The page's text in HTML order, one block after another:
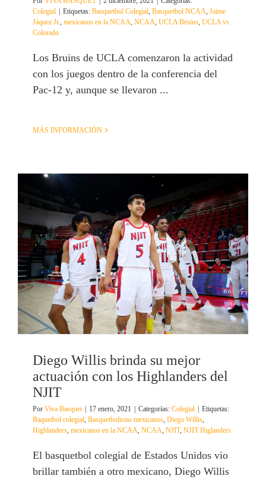
Colegial | Etiquetas: Basquetbol Colegial Basquetbol NCAA Jaime
Jáquez Jr. mexicanos en la NCAA NCAA UCLA Bruins UCLA vs
Colorado
Los Bruins de UCLA comenzaron la actividad
con los juegos dentro de la conferencia del
Pac-12 y, aunque se llevaron ...
MÁS INFORMACIÓN
Diego Willis brinda su mejor
actuación con los Highlanders del
NJIT
Por Viva Basquet | 17 enero, 2021 | Categorías: Colegial | Etiquetas:
Baquetbol colegial Basquetbolistas mexicanos Diego Willis
Highlanders mexicanos en la NCAA NCAA NJIT, NJIT Higlanders
El basquetbol colegial de Estados Unidos vio
brillar también a otro mexicano, Diego Willis